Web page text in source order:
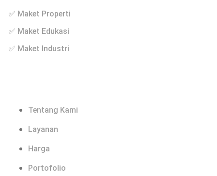
✅ Maket Properti
✅ Maket Edukasi
✅ Maket Industri
Tentang Kami
Layanan
Harga
Portofolio